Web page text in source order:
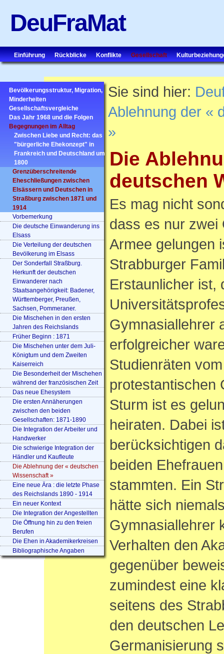
DeuFraMat
Einführung Rückblicke Konflikte Gesellschaft
Bevölkerungsstruktur, Migration,
Minderheiten
Gesellschaftsvergleiche
Das Jahr 1968 und die Folgen
Begegnungen im Alltag
Zwischen Liebe und Recht: das
"bürgerliche Ehekonzept" in
Frankreich und Deutschland um
1800
Grenzüberschreitende
Eheschließungen zwischen
Elsässern und Deutschen in
Straßburg zwischen 1871 und
1914
Vorbemerkung
Die deutsche Einwanderung ins
Elsass
Die Verteilung der deutschen
Bevölkerung im Elsass
Der Sonderfall Straßburg.
Herkunft der deutschen
Einwanderer nach
Staatsangehörigkeit: Badener,
Württemberger, Preußen,
Sachsen, Pommeraner.
Die Mischehen in den ersten
Jahren des Reichslands
Früher Beginn : 1871
Die Mischehen unter dem Juli-
Königtum und dem Zweiten
Kaiserreich
Die Besonderheit der Mischehen
während der französischen Zeit
Das neue Ehesystem
Die ersten Annäherungen
zwischen den beiden
Gesellschaften: 1871-1890
Die Integration der Arbeiter und
Handwerker
Die schwierige Integration der
Händler und Kaufleute
Die Ablehnung der « deutschen
Wissenschaft »
Eine neue Ära : die letzte Phase
des Reichslands 1890 - 1914
Ein neuer Kontext
Die Integration der Angestellten
Die Öffnung hin zu den freien
Berufen
Die Ehen in Akademikerkreisen
Bibliographische Angaben
Sie sind hier:
Ablehnung der «
»
Die
deutschen
Es mag nicht
dass es nur zwei
Armee gelungen
Strabburger
Erstaunlicher ist,
Gymnasiallehrer
erfolgreicher
Studienräten
protestantischen
Sturm ist es
heiraten. Dabei
berücksichtigen
beiden
stammten. Ein
hätte sich
Gymnasiallehrer
Verhalten den
gegenüber
zumindest eine
seitens des
den deutschen
Germanisierung